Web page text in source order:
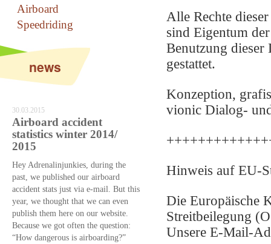
Airboard
Speedriding
news
30.03.2015
Airboard accident
statistics winter 2014/
2015
Hey Adrenalinjunkies, during the
past, we published our airboard
accident stats just via e-mail. But this
year, we thought that we can even
publish them here on our website.
Because we got often the question:
“How dangerous is airboarding?”
Alle Rechte
sind Eigentum
Benutzung dieser
gestattet.
Konzeption,
vionic Dialog-
Hinweis auf EU-
Die Europäische
Streitbeilegung
Unsere E-Mail-